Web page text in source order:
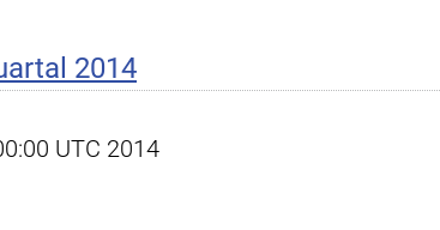
2014
UTC 2014